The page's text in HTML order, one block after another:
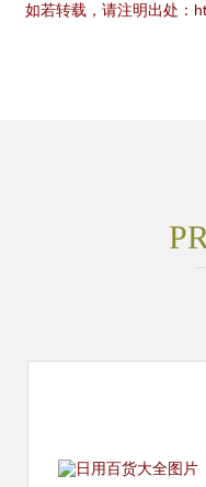
如若转载，请注明出处：